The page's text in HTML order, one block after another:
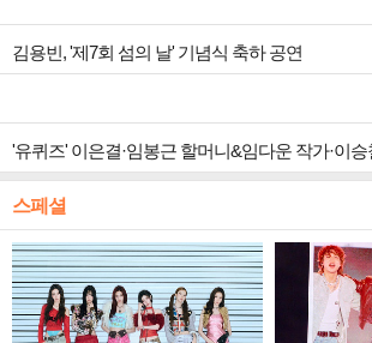
김용빈, '제7회 섬의 날' 기념식 축하 공연
스페셜